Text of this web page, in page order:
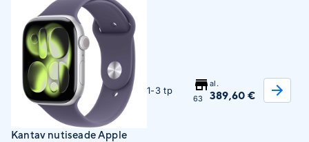
Kantav nutiseade Apple
1-3 tp
63
al.
389,60 €